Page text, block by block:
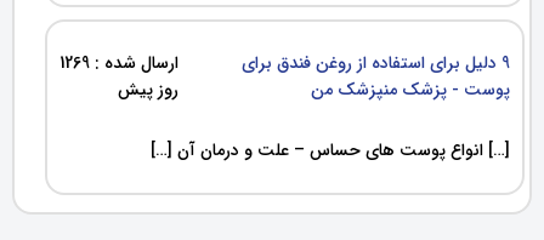
9 دلیل برای استفاده از روغن فندق برای
پوست - پزشک منپزشک من
ارسال شده : 1269
روز پیش
[…] انواع پوست های حساس – علت و درمان آن […]